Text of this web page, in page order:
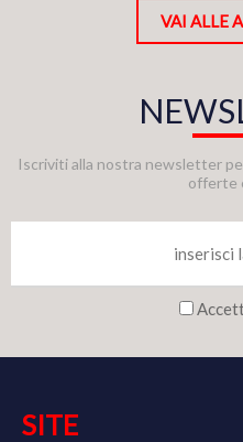
VAI ALLE
Iscriviti alla nostra newsletter
offerte
SITE